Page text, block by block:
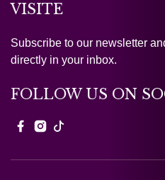
VISITE
Subscribe to our newsletter
directly in your inbox.
FOLLOW US ON